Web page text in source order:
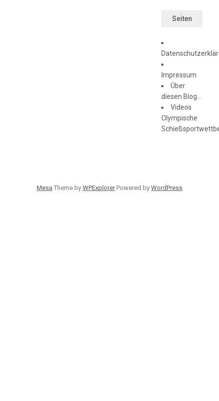
Seiten
Impressum
Über
diesen Blog…
Videos
Olympische
Mesa Theme by WPExplorerPowered by WordPress